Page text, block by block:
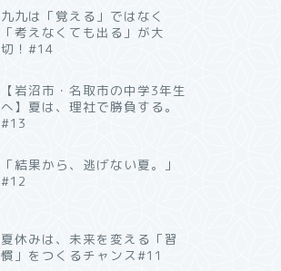
九九は「覚える」ではなく
「考えなくても出る」が大
切！#14
【岩沼市・名取市の中学3年生
へ】夏は、理社で勝負する。
#13
「結果から、逃げない夏。」
#12
夏休みは、未来を変える「習
慣」をつくるチャンス#11